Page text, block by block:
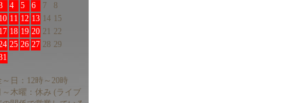
4 5 6 7
8
10 11 12 13 14 15
17 18 19 20 21 22
25 26 27 28 29
日：12時～20時
木曜：休み (ライブ